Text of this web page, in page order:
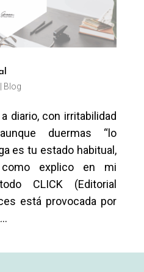
Blog
diario, con irritabilidad
duermas “lo
es tu estado habitual,
explico en mi
CLICK (Editorial
está provocada por